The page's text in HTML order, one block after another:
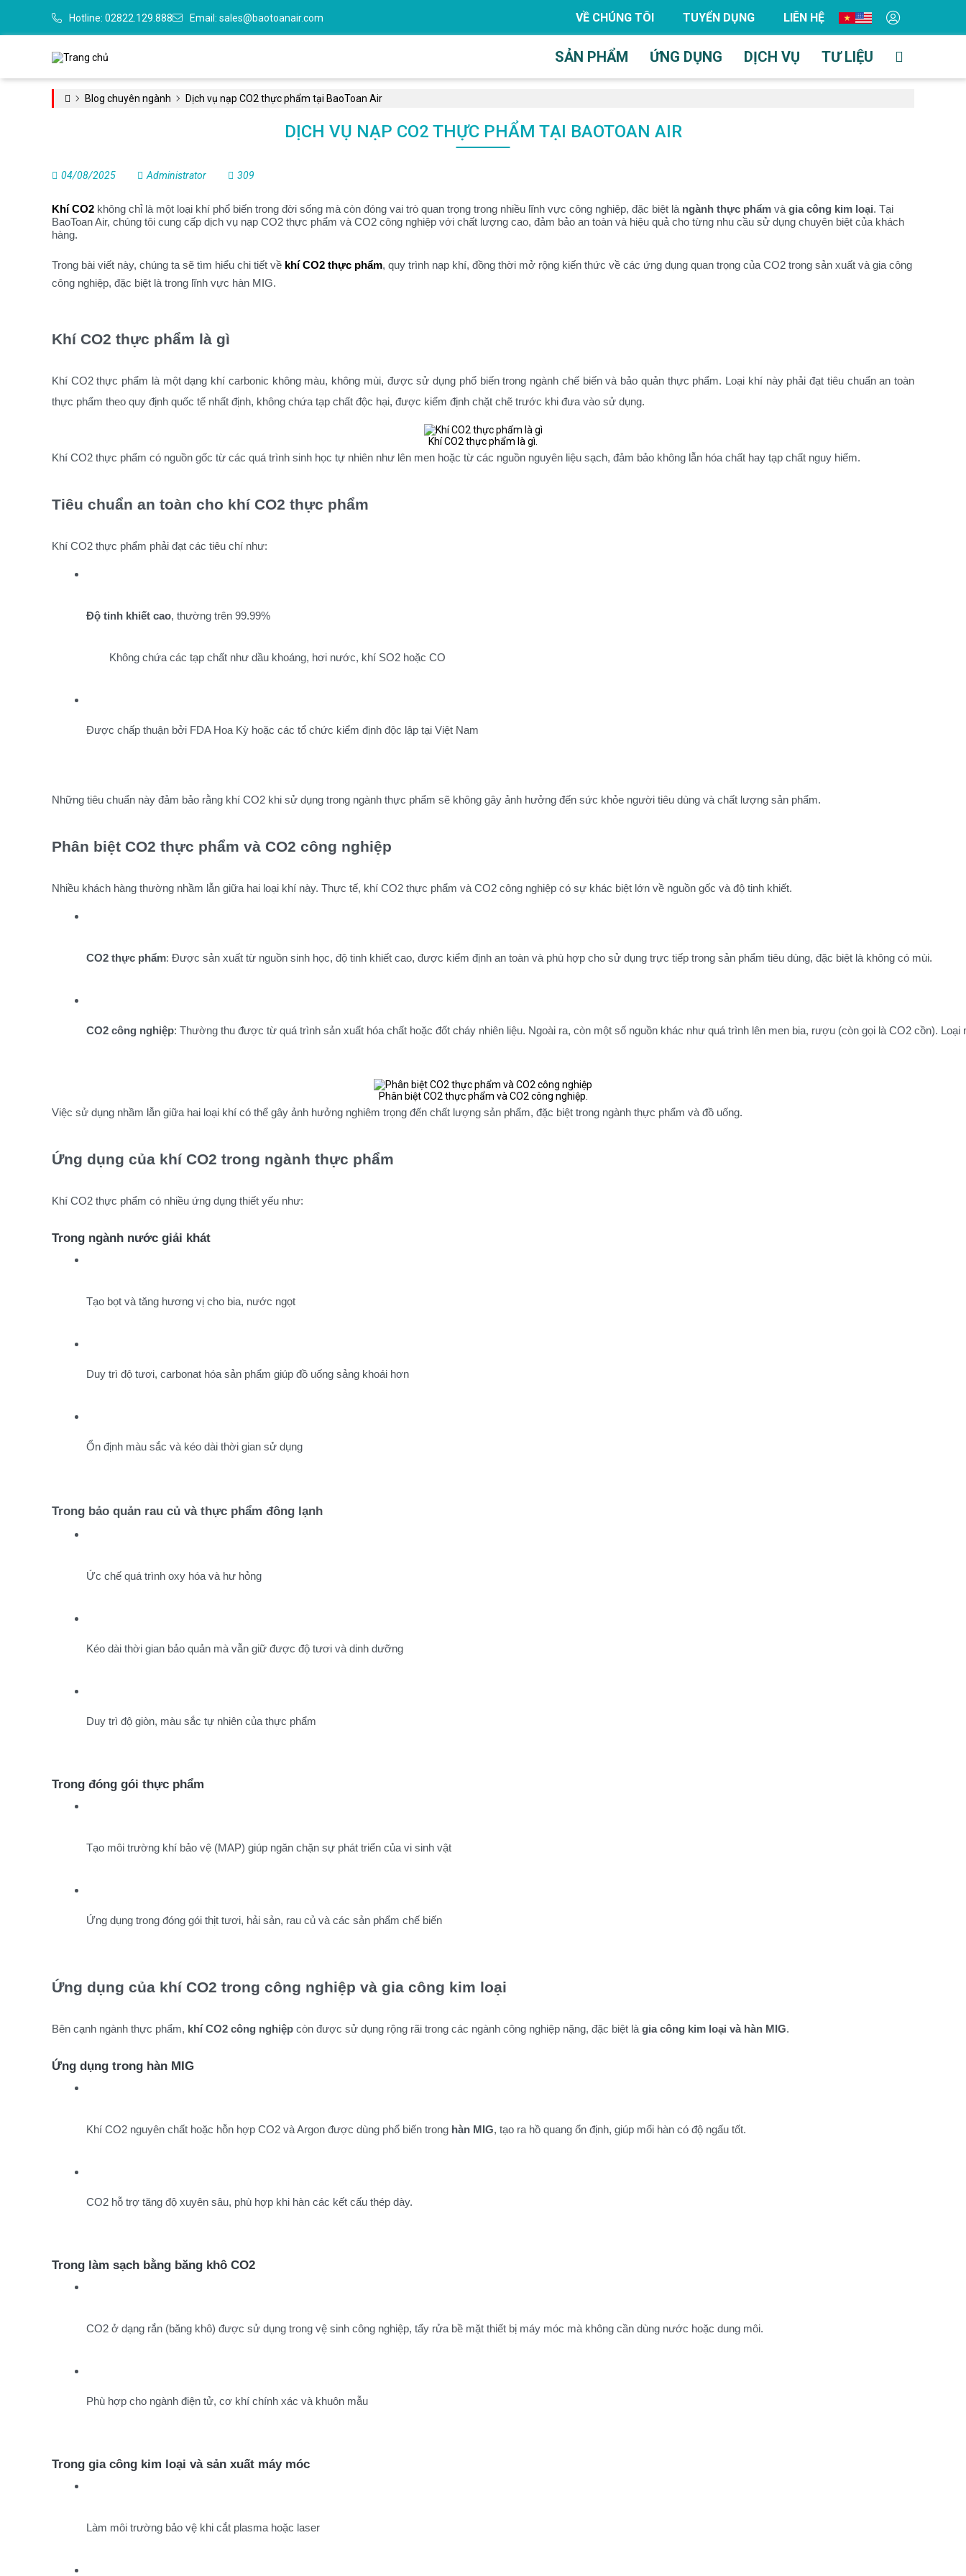
Hotline: 02822.129.888 Email: sales@baotoanair.com VỀ CHÚNG TÔI TUYỂN DỤNG LIÊN HỆ
SẢN PHẨM ỨNG DỤNG DỊCH VỤ TƯ LIỆU
Blog chuyên ngành Dịch vụ nạp CO2 thực phẩm tại BaoToan Air
DỊCH VỤ NẠP CO2 THỰC PHẨM TẠI BAOTOAN AIR
04/08/2025 Administrator 309
Khí CO2 không chỉ là một loại khí phổ biến trong đời sống mà còn đóng vai trò quan trọng trong nhiều lĩnh vực công nghiệp, đặc biệt là ngành thực phẩm và gia công kim loại. Tại
BaoToan Air, chúng tôi cung cấp dịch vụ nạp CO2 thực phẩm và CO2 công nghiệp với chất lượng cao, đảm bảo an toàn và hiệu quả cho từng nhu cầu sử dụng chuyên biệt của khách
hàng.
Trong bài viết này, chúng ta sẽ tìm hiểu chi tiết về khí CO2 thực phẩm, quy trình nạp khí, đồng thời mở rộng kiến thức về các ứng dụng quan trọng của CO2 trong sản xuất và gia công
công nghiệp, đặc biệt là trong lĩnh vực hàn MIG.
Khí CO2 thực phẩm là gì
Khí CO2 thực phẩm là một dạng khí carbonic không màu, không mùi, được sử dụng phổ biến trong ngành chế biến và bảo quản thực phẩm. Loại khí này phải đạt tiêu chuẩn an toàn
thực phẩm theo quy định quốc tế nhất định, không chứa tạp chất độc hại, được kiểm định chặt chẽ trước khi đưa vào sử dụng.
Khí CO2 thực phẩm là gì.
Khí CO2 thực phẩm có nguồn gốc từ các quá trình sinh học tự nhiên như lên men hoặc từ các nguồn nguyên liệu sạch, đảm bảo không lẫn hóa chất hay tạp chất nguy hiểm.
Tiêu chuẩn an toàn cho khí CO2 thực phẩm
Khí CO2 thực phẩm phải đạt các tiêu chí như:
Độ tinh khiết cao, thường trên 99.99%
Không chứa các tạp chất như dầu khoáng, hơi nước, khí SO2 hoặc CO
Được chấp thuận bởi FDA Hoa Kỳ hoặc các tổ chức kiểm định độc lập tại Việt Nam
Những tiêu chuẩn này đảm bảo rằng khí CO2 khi sử dụng trong ngành thực phẩm sẽ không gây ảnh hưởng đến sức khỏe người tiêu dùng và chất lượng sản phẩm.
Phân biệt CO2 thực phẩm và CO2 công nghiệp
Nhiều khách hàng thường nhầm lẫn giữa hai loại khí này. Thực tế, khí CO2 thực phẩm và CO2 công nghiệp có sự khác biệt lớn về nguồn gốc và độ tinh khiết.
CO2 thực phẩm: Được sản xuất từ nguồn sinh học, độ tinh khiết cao, được kiểm định an toàn và phù hợp cho sử dụng trực tiếp trong sản phẩm tiêu dùng, đặc biệt là không có mùi.
CO2 công nghiệp: Thường thu được từ quá trình sản xuất hóa chất hoặc đốt cháy nhiên liệu. Ngoài ra, còn một số nguồn khác như quá trình lên men bia, rượu (còn gọi là CO2 cồn).
Phân biệt CO2 thực phẩm và CO2 công nghiệp.
Việc sử dụng nhầm lẫn giữa hai loại khí có thể gây ảnh hưởng nghiêm trọng đến chất lượng sản phẩm, đặc biệt trong ngành thực phẩm và đồ uống.
Ứng dụng của khí CO2 trong ngành thực phẩm
Khí CO2 thực phẩm có nhiều ứng dụng thiết yếu như:
Trong ngành nước giải khát
Tạo bọt và tăng hương vị cho bia, nước ngọt
Duy trì độ tươi, carbonat hóa sản phẩm giúp đồ uống sảng khoái hơn
Ổn định màu sắc và kéo dài thời gian sử dụng
Trong bảo quản rau củ và thực phẩm đông lạnh
Ức chế quá trình oxy hóa và hư hỏng
Kéo dài thời gian bảo quản mà vẫn giữ được độ tươi và dinh dưỡng
Duy trì độ giòn, màu sắc tự nhiên của thực phẩm
Trong đóng gói thực phẩm
Tạo môi trường khí bảo vệ (MAP) giúp ngăn chặn sự phát triển của vi sinh vật
Ứng dụng trong đóng gói thịt tươi, hải sản, rau củ và các sản phẩm chế biến
Ứng dụng của khí CO2 trong công nghiệp và gia công kim loại
Bên cạnh ngành thực phẩm, khí CO2 công nghiệp còn được sử dụng rộng rãi trong các ngành công nghiệp nặng, đặc biệt là gia công kim loại và hàn MIG.
Ứng dụng trong hàn MIG
Khí CO2 nguyên chất hoặc hỗn hợp CO2 và Argon được dùng phổ biến trong hàn MIG, tạo ra hồ quang ổn định, giúp mối hàn có độ ngấu tốt.
CO2 hỗ trợ tăng độ xuyên sâu, phù hợp khi hàn các kết cấu thép dày.
Trong làm sạch bằng băng khô CO2
CO2 ở dạng rắn (băng khô) được sử dụng trong vệ sinh công nghiệp, tẩy rửa bề mặt thiết bị máy móc mà không cần dùng nước hoặc dung môi.
Phù hợp cho ngành điện tử, cơ khí chính xác và khuôn mẫu
Trong gia công kim loại và sản xuất máy móc
Làm môi trường bảo vệ khi cắt plasma hoặc laser